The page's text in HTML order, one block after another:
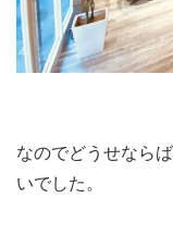
なのでどうせなら
いでした。